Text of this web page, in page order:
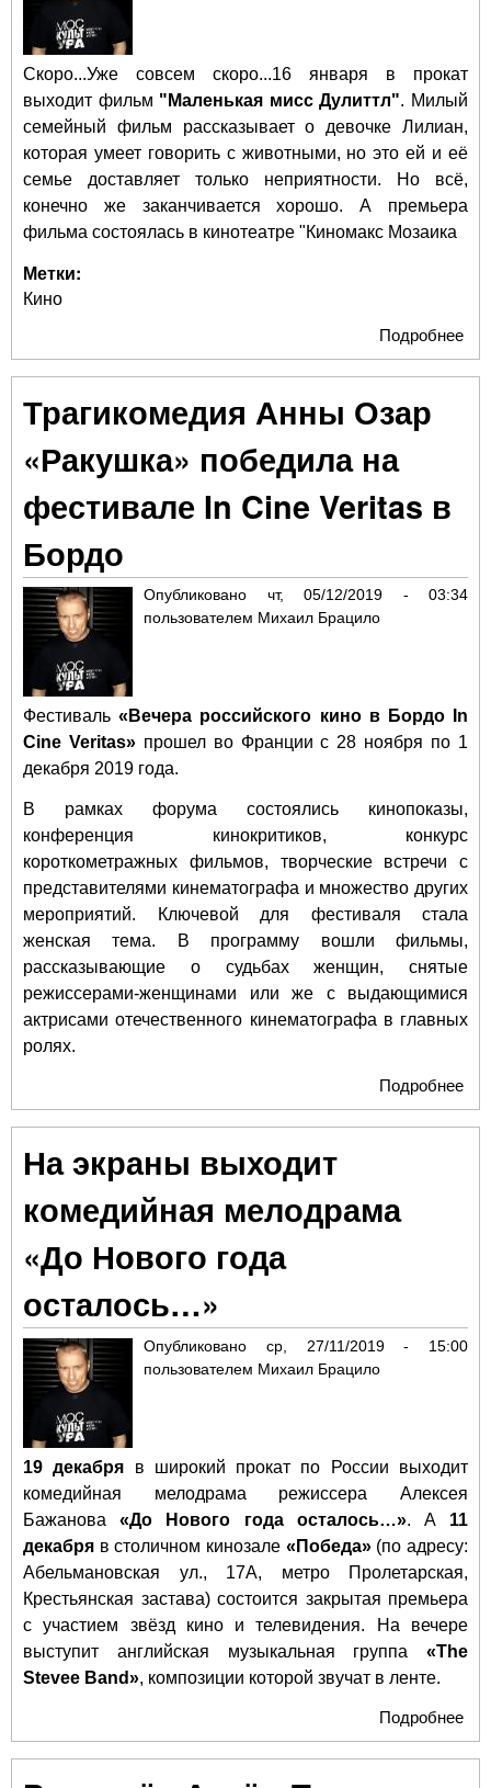
Скоро...Уже совсем скоро...16 января в прокат
выходит фильм "Маленькая мисс Дулиттл". Милый
семейный фильм рассказывает о девочке Лилиан,
которая умеет говорить с животными, но это ей и её
семье доставляет только неприятности. Но всё,
конечно же заканчивается хорошо. А премьера
фильма состоялась в кинотеатре "Киномакс Мозаика
Метки:
Кино
Подробнее
Трагикомедия Анны Озар
«Ракушка» победила на
фестивале In Cine Veritas в
Бордо
Опубликовано чт, 05/12/2019 - 03:34
пользователем Михаил Брацило
Фестиваль«Вечера российского кино в Бордо In
Cine Veritas»прошел во Франции с 28 ноября по 1
декабря 2019 года.
В рамках форума состоялись кинопоказы,
конференция кинокритиков, конкурс
короткометражных фильмов, творческие встречи с
представителями кинематографа и множество других
мероприятий. Ключевой для фестиваля стала
женская тема. В программу вошли фильмы,
рассказывающие о судьбах женщин, снятые
режиссерами-женщинами или же с выдающимися
актрисами отечественного кинематографа в главных
ролях.
Подробнее
На экраны выходит
комедийная мелодрама
«До Нового года
осталось…»
Опубликовано ср, 27/11/2019 - 15:00
пользователем Михаил Брацило
19 декабря в широкий прокат по России выходит
комедийная мелодрама режиссера Алексея
Бажанова«До Нового года осталось…». А 11
декабря в столичном кинозале «Победа»(по адресу:
Абельмановская ул., 17А, метро Пролетарская,
Крестьянская застава) состоится закрытая премьера
с участием звёзд кино и телевидения. На вечере
выступит английская музыкальная группа «The
Stevee Band», композиции которой звучат в ленте.
Подробнее